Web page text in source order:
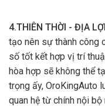
4.THIÊN THỜI - ĐỊA
tạo nên sự thành công
số tốt kết hợp vị trí
hòa hợp sẽ không thể
trọng ấy, OroKingAuto
quan hệ từ chính nội